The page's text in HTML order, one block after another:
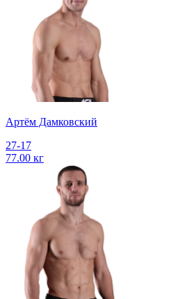
Артём Дамковский
27-17
77.00 кг